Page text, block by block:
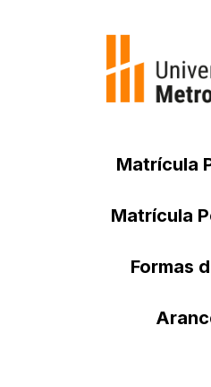
Matrícula
Matrícula
Formas